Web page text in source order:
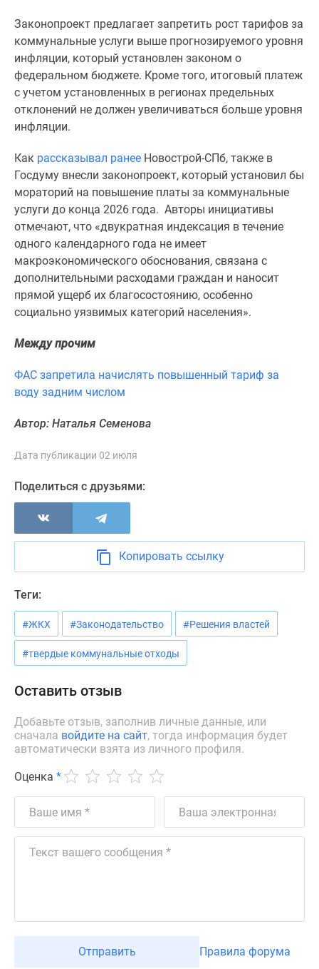
комнатные
более
Готовые
новостройки
комнатные
ипотека
Покупателю
Новостройки
Санкт-
Петербурга
Видеообзор
новостроек
Семейная
ипотека
Аналитика
Панорамы
комнатные
застройщиком
эксперта
Студии
Ипотечный
калькулятор
Новости
Новостройки
области
ипотека
Квартиры
скидками
25%
Новостройки
премиум-
класса
бизнес-
класса
Дома
Законопроект предлагает запретить рост тарифов за
коммунальные услуги выше прогнозируемого уровня
инфляции, который установлен законом о
федеральном бюджете. Кроме того, итоговый платеж
с учетом установленных в регионах предельных
отклонений не должен увеличиваться больше уровня
инфляции.
Как рассказывал ранее Новострой-СПб, также в
Госдуму внесли законопроект, который установил бы
мораторий на повышение платы за коммунальные
услуги до конца 2026 года. Авторы инициативы
отмечают, что «двукратная индексация в течение
одного календарного года не имеет
макроэкономического обоснования, связана с
дополнительными расходами граждан и наносит
прямой ущерб их благосостоянию, особенно
социально уязвимых категорий населения».
Между прочим
ФАС запретила начислять повышенный тариф за
воду задним числом
Автор: Наталья Семенова
Дата публикации 02 июля
Поделиться с друзьями:
Копировать ссылку
Теги:
#ЖКХ #Законодательство #Решения властей
#твердые коммунальные отходы
Оставить отзыв
Добавьте отзыв, заполнив личные данные, или
сначала войдите на сайт, тогда информация будет
автоматически взята из личного профиля.
Оценка *
Отправить Правила форума